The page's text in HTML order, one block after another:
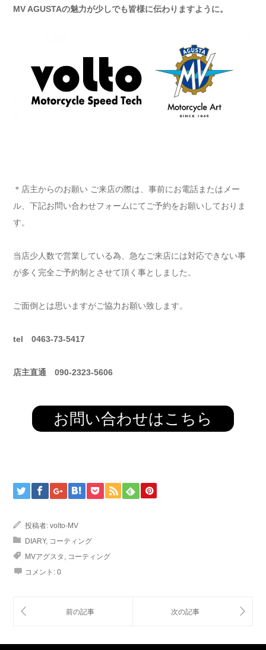
MV AGUSTAの魅力が少しでも皆様に伝わりますように。
＊店主からのお願い ご来店の際は、事前にお電話またはメー
ル、下記お問い合わせフォームにてご予約をお願いしておりま
す。
当店少人数で営業している為、急なご来店には対応できない事
が多く完全ご予約制とさせて頂く事としました。
ご面倒とは思いますがご協力お願い致します。
tel 0463-73-5417
店主直通 090-2323-5606
お問い合わせはこちら
投稿者: volto-MV
DIARY, コーティング
MVアグスタ , コーティング
コメント: 0